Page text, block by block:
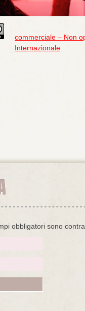
commerciale – Non
Internazionale
obbligatori sono